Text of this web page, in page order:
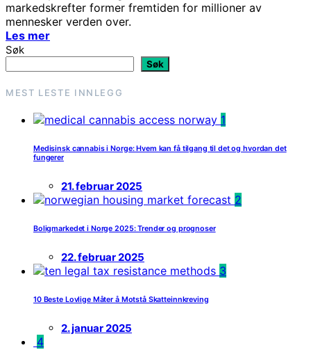
markedskrefter former fremtiden for millioner av
mennesker verden over.
Les mer
Søk
Søk
MEST LESTE INNLEGG
1
Medisinsk cannabis i Norge: Hvem kan få tilgang til det og hvordan det
fungerer
21. februar 2025
2
Boligmarkedet i Norge 2025: Trender og prognoser
22. februar 2025
3
10 Beste Lovlige Måter å Motstå Skatteinnkreving
2. januar 2025
4